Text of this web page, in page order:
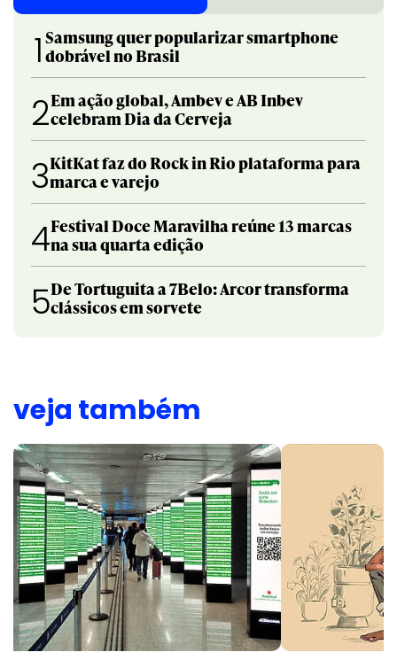
1 Samsung quer popularizar smartphone
dobrável no Brasil
2Em ação global, Ambev e AB Inbev
celebram Dia da Cerveja
3KitKat faz do Rock in Rio plataforma para
marca e varejo
4Festival Doce Maravilha reúne 13 marcas
na sua quarta edição
5De Tortuguita a 7Belo: Arcor transforma
clássicos em sorvete
veja também